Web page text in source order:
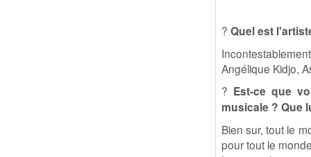
? Quel est
Angélique Kidjo,
? Est-ce que
musicale ? Que
Bien sur, tout le
pour tout le